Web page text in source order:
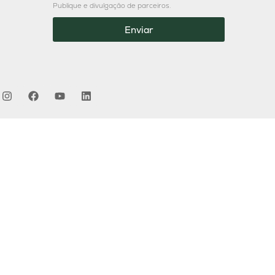
Publique e divulgação de parceiros.
Enviar